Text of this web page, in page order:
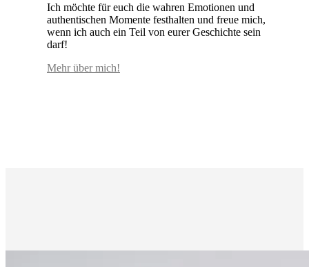
Ich möchte für euch die wahren Emotionen und
authentischen Momente festhalten und freue mich,
wenn ich auch ein Teil von eurer Geschichte sein
darf!
Mehr über mich!